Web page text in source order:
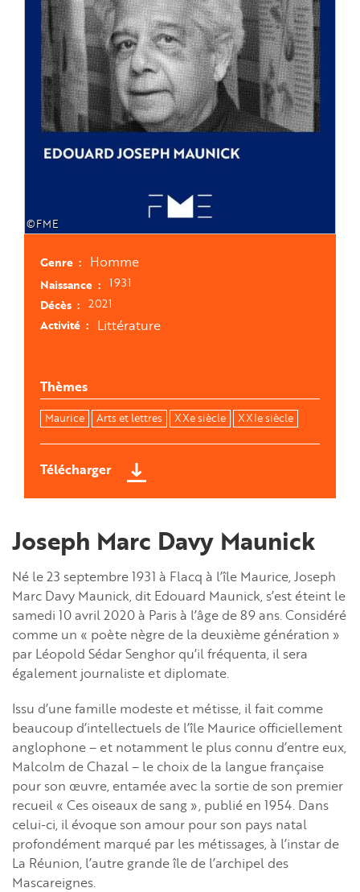
©FME
Genre Homme
Naissance 1931
Décès 2021
Activité Littérature
Thèmes
Maurice Arts et lettres XXe siècle XXIe siècle
Télécharger
Joseph Marc Davy Maunick
Né le 23 septembre 1931 à Flacq à l’île Maurice, Joseph
Marc Davy Maunick, dit Edouard Maunick, s’est éteint le
samedi 10 avril 2020 à Paris à l’âge de 89 ans. Considéré
comme un « poète nègre de la deuxième génération »
par Léopold Sédar Senghor qu’il fréquenta, il sera
également journaliste et diplomate.
Issu d’une famille modeste et métisse, il fait comme
beaucoup d’intellectuels de l’île Maurice officiellement
anglophone – et notamment le plus connu d’entre eux,
Malcolm de Chazal – le choix de la langue française
pour son œuvre, entamée avec la sortie de son premier
recueil « Ces oiseaux de sang », publié en 1954. Dans
celui-ci, il évoque son amour pour son pays natal
profondément marqué par les métissages, à l’instar de
La Réunion, l’autre grande île de l’archipel des
Mascareignes.